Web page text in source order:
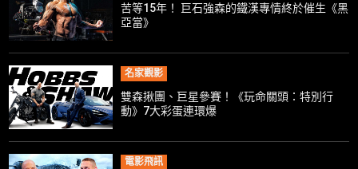
苦等15年！ 巨石強森的鐵漢專情終於催生《黑
亞當》
名家觀影
雙森揪團、巨星參賽！《玩命關頭：特別行
動》7大彩蛋連環爆
電影飛訊